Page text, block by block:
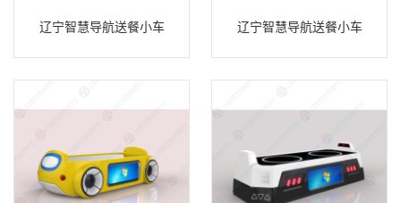
辽宁智慧导航送餐小车 辽宁智慧导航送餐小车